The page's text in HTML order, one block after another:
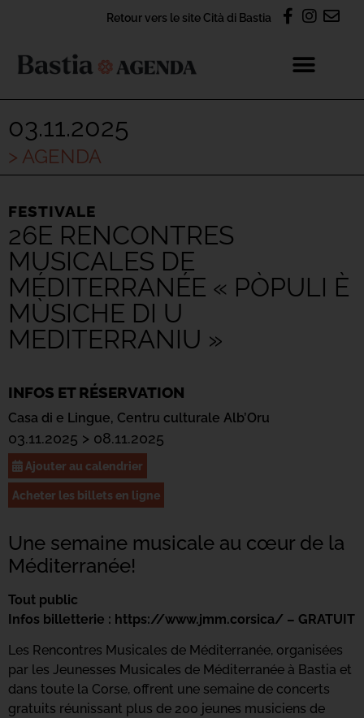
Retour vers le site Cità di Bastia
03.11.2025
> AGENDA
FESTIVALE
26E RENCONTRES
MUSICALES DE
MÉDITERRANÉE « PÒPULI È
MÙSICHE DI U
MEDITERRANIU »
INFOS ET RÉSERVATION
Casa di e Lingue, Centru culturale Alb’Oru
03.11.2025 > 08.11.2025
Ajouter au calendrier
Acheter les billets en ligne
Une semaine musicale au cœur de la
Méditerranée!
Tout public
Infos billetterie : https://www.jmm.corsica/ – GRATUIT
Les Rencontres Musicales de Méditerranée, organisées
par les Jeunesses Musicales de Méditerranée à Bastia et
dans toute la Corse, offrent une semaine de concerts
gratuits réunissant plus de 200 jeunes musiciens de